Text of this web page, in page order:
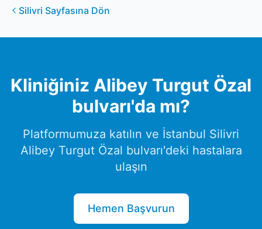
Silivri Sayfasına Dön
Kliniğiniz Alibey Turgut Özal
bulvarı'da mı?
Platformumuza katılın ve İstanbul Silivri
Alibey Turgut Özal bulvarı'deki hastalara
ulaşın
Hemen Başvurun